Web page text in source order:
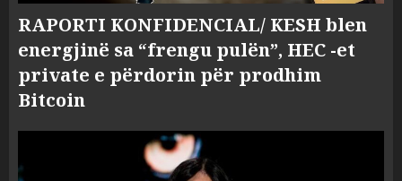
RAPORTI KONFIDENCIAL/ KESH blen
energjinë sa “frengu pulën”, HEC -et
private e përdorin për prodhim
Bitcoin